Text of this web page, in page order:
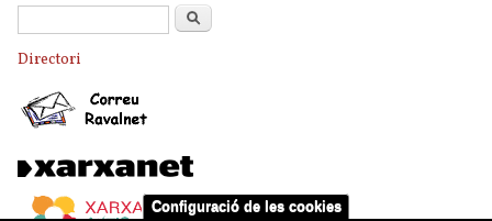
Formulari de cercaCerca
Directori
Configuració de les cookies